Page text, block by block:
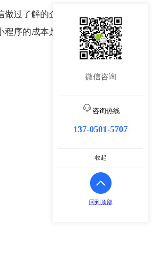
过了解的企业都知道，开发一款商
程序的成本是非常低的。
微信咨询
咨询热线
137-0501-5707
收起
回到顶部